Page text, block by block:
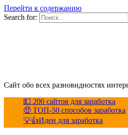
Перейти к содержанию
Search for:
Сайт обо всех разновидностях
💵 200 сайтов для заработка
🤑 ТОП-50 способов заработка
💡👍Идеи для заработка